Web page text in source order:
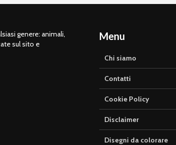
genere: animali,
sul sito e
Menu
Chi siamo
Contatti
Cookie Policy
Disclaimer
Disegni da colorare